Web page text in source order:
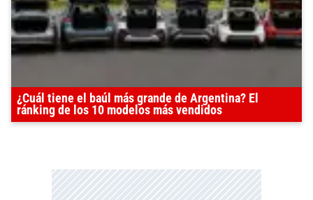
¿Cuál tiene el baúl más grande de Argentina? El
ránking de los 10 modelos más vendidos